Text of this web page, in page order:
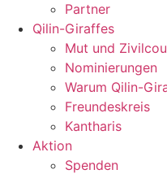
Partner
Qilin-Giraffes
Mut und
Nominierungen
Warum Qilin-
Freundeskreis
Kantharis
Aktion
Spenden